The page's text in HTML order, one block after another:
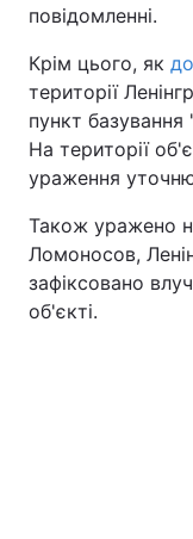
повідомленні.
Крім цього, як
території
пункт
На території
ураження
Також уражено
Ломоносов,
зафіксовано
об'єкті.